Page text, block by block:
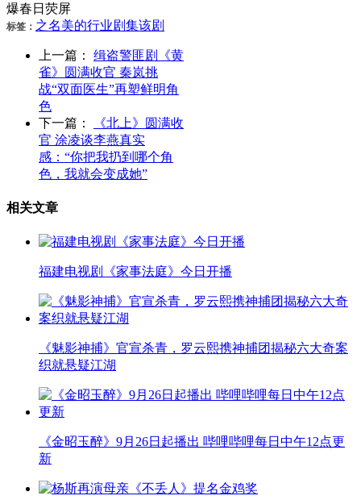
爆春日荧屏
标签： 之名美的行业剧集该剧
上一篇：
缉盗警匪剧《黄
雀》圆满收官 秦岚挑
战“双面医生”再塑鲜明角
色
下一篇：
《北上》圆满收
官 涂凌谈李燕真实
感：“你把我扔到哪个角
色，我就会变成她”
相关文章
福建电视剧《家事法庭》今日开播
《魅影神捕》官宣杀青，罗云熙携神捕团揭秘六大奇案
织就悬疑江湖
《金昭玉醉》9月26日起播出 哔哩哔哩每日中午12点更
新